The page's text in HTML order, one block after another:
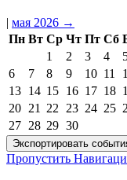
| мая 2026 →
Пн Вт Ср Чт Пт Сб
1
2 3 4
6
7 8 9 10 11
13 14 15 16 17 18
20 21 22 23 24 25
27 28 29 30
Пропустить